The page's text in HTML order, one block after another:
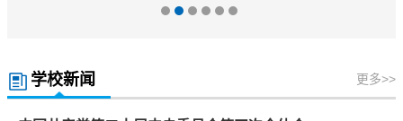
学校新闻 更多>>